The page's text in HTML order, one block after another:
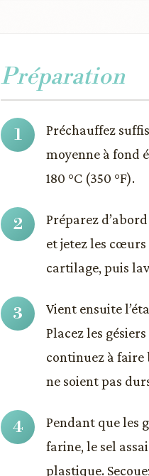
Préparation
Préchauffez
moyenne à fond
180 °C (350 °F).
Préparez
et jetez les cœurs
cartilage, puis
Vient ensuite
Placez les
continuez à faire
ne soient pas
Pendant que les
farine, le sel
plastique.